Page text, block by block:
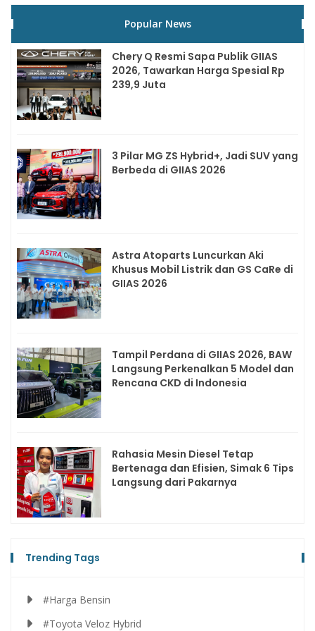
Popular News
Chery Q Resmi Sapa Publik GIIAS
2026, Tawarkan Harga Spesial Rp
239,9 Juta
3 Pilar MG ZS Hybrid+, Jadi SUV yang
Berbeda di GIIAS 2026
Astra Atoparts Luncurkan Aki
Khusus Mobil Listrik dan GS CaRe di
GIIAS 2026
Tampil Perdana di GIIAS 2026, BAW
Langsung Perkenalkan 5 Model dan
Rencana CKD di Indonesia
Rahasia Mesin Diesel Tetap
Bertenaga dan Efisien, Simak 6 Tips
Langsung dari Pakarnya
Trending Tags
#Harga Bensin
#Toyota Veloz Hybrid